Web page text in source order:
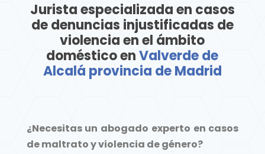
Jurista especializada en casos
de denuncias injustificadas de
violencia en el ámbito
doméstico enValverde de
Alcalá provincia de Madrid
¿Necesitas un abogado experto en casos
de maltrato y violencia de género?